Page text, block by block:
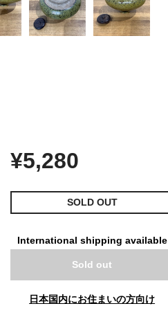
¥5,280
SOLD OUT
International shipping available
Sold out
日本国内にお住まいの方向け